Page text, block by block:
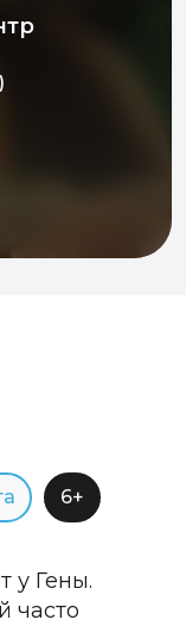
6+
у Гены.
часто